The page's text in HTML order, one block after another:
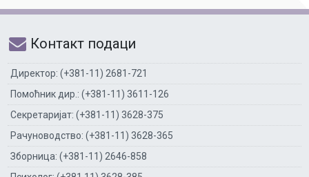
Контакт подаци
Директор: (+381-11) 2681-721
Помоћник дир.: (+381-11) 3611-126
Секретаријат: (+381-11) 3628-375
Рачуноводство: (+381-11) 3628-365
Зборница: (+381-11) 2646-858